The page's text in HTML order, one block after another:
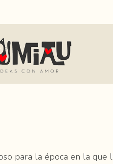
para la época en la